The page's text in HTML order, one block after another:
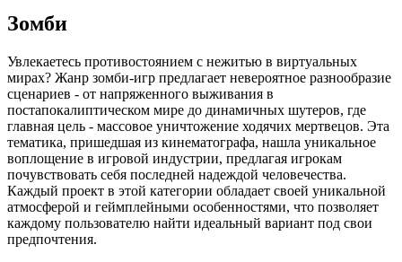
Зомби
Увлекаетесь противостоянием с нежитью в виртуальных
мирах? Жанр зомби-игр предлагает невероятное разнообразие
сценариев - от напряженного выживания в
постапокалиптическом мире до динамичных шутеров, где
главная цель - массовое уничтожение ходячих мертвецов. Эта
тематика, пришедшая из кинематографа, нашла уникальное
воплощение в игровой индустрии, предлагая игрокам
почувствовать себя последней надеждой человечества.
Каждый проект в этой категории обладает своей уникальной
атмосферой и геймплейными особенностями, что позволяет
каждому пользователю найти идеальный вариант под свои
предпочтения.